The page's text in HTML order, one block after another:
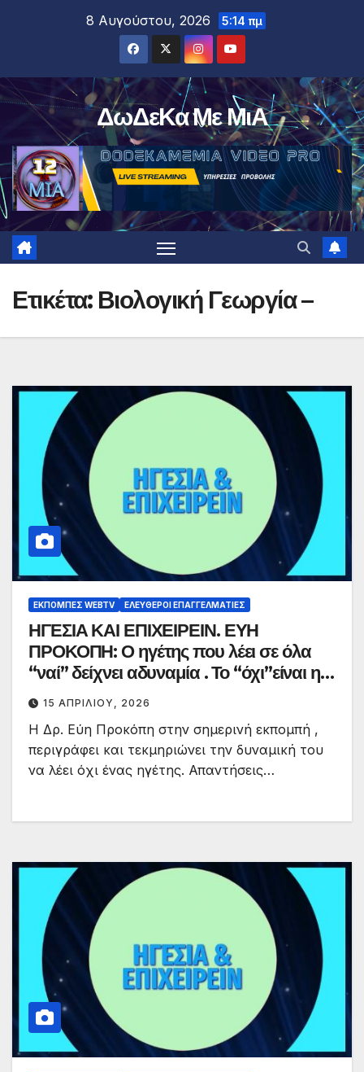
8 Αυγούστου, 2026 5:14 πμ
ΔωΔεΚα Με ΜιΑ
Ετικέτα: Βιολογική Γεωργία –
ΕΚΠΟΜΠΈΣ WEBTV ΕΛΕΎΘΕΡΟΙ ΕΠΑΓΓΕΛΜΑΤΊΕΣ
ΗΓΕΣΙΑ ΚΑΙ ΕΠΙΧΕΙΡΕΙΝ. ΕΥΗ
ΠΡΟΚΟΠΗ: Ο ηγέτης που λέει σε όλα
“ναί” δείχνει αδυναμία . Το “όχι”είναι η
πραγματική δύναμη. Ε3 Κ3
15 ΑΠΡΙΛΊΟΥ, 2026
Η Δρ. Εύη Προκόπη στην σημερινή εκπομπή ,
περιγράφει και τεκμηριώνει την δυναμική του
να λέει όχι ένας ηγέτης. Απαντήσεις…